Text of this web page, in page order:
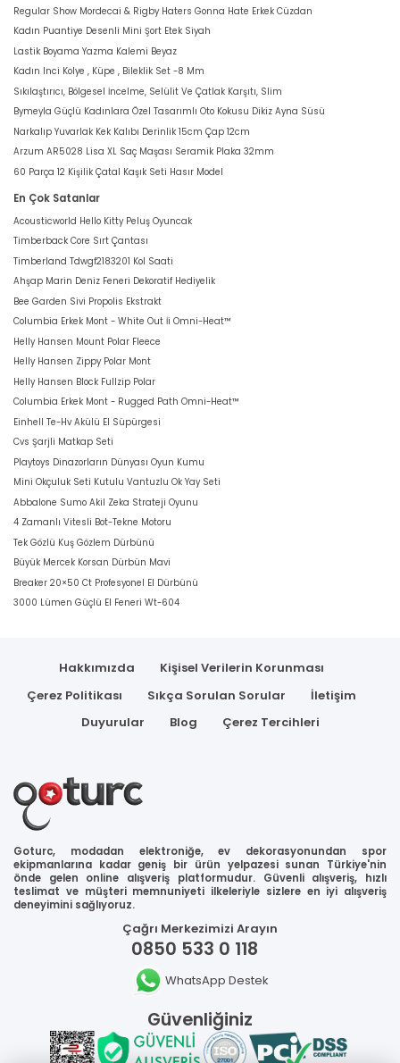
Regular Show Mordecai & Rigby Haters Gonna Hate Erkek Cüzdan
Kadın Puantiye Desenli Mini Şort Etek Siyah
Lastik Boyama Yazma Kalemi Beyaz
Kadın Inci Kolye , Küpe , Bileklik Set -8 Mm
Sıkılaştırıcı, Bölgesel İncelme, Selülit Ve Çatlak Karşıtı, Slim
Bymeyla Güçlü Kadınlara Özel Tasarımlı Oto Kokusu Dikiz Ayna Süsü
Narkalıp Yuvarlak Kek Kalıbı Derinlik 15cm Çap 12cm
Arzum AR5028 Lisa XL Saç Maşası Seramik Plaka 32mm
60 Parça 12 Kişilik Çatal Kaşık Seti Hasır Model
En Çok Satanlar
Acousticworld Hello Kitty Peluş Oyuncak
Timberback Core Sırt Çantası
Timberland Tdwgf2183201 Kol Saati
Ahşap Marin Deniz Feneri Dekoratif Hediyelik
Bee Garden Sivi Propolis Ekstrakt
Columbia Erkek Mont - White Out İi Omni-Heat™
Helly Hansen Mount Polar Fleece
Helly Hansen Zippy Polar Mont
Helly Hansen Block Fullzip Polar
Columbia Erkek Mont - Rugged Path Omni-Heat™
Einhell Te-Hv Akülü El Süpürgesi
Cvs Şarjli Matkap Seti
Playtoys Dinazorların Dünyası Oyun Kumu
Mini Okçuluk Seti Kutulu Vantuzlu Ok Yay Seti
Abbalone Sumo Akil Zeka Strateji Oyunu
4 Zamanlı Vitesli Bot-Tekne Motoru
Tek Gözlü Kuş Gözlem Dürbünü
Büyük Mercek Korsan Dürbün Mavi
Breaker 20×50 Ct Profesyonel El Dürbünü
3000 Lümen Güçlü El Feneri Wt-604
Hakkımızda
Kişisel Verilerin Korunması
Çerez Politikası
Sıkça Sorulan Sorular
İletişim
Duyurular
Blog Çerez Tercihleri
Goturc, modadan elektroniğe, ev dekorasyonundan spor
ekipmanlarına kadar geniş bir ürün yelpazesi sunan Türkiye'nin
önde gelen online alışveriş platformudur. Güvenli alışveriş, hızlı
teslimat ve müşteri memnuniyeti ilkeleriyle sizlere en iyi alışveriş
deneyimini sağlıyoruz.
Çağrı Merkezimizi Arayın
0850 533 0 118
WhatsApp Destek
Güvenliğiniz